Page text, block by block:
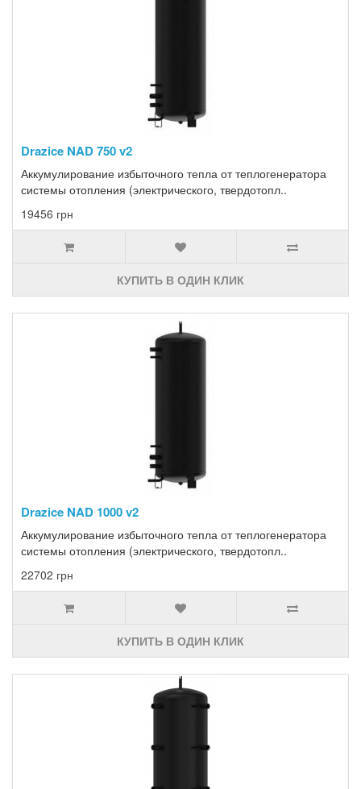
Drazice NAD 750 v2
Аккумулирование избыточного тепла от теплогенератора
системы отопления (электрического, твердотопл..
19456 грн
КУПИТЬ В ОДИН КЛИК
Drazice NAD 1000 v2
Аккумулирование избыточного тепла от теплогенератора
системы отопления (электрического, твердотопл..
22702 грн
КУПИТЬ В ОДИН КЛИК